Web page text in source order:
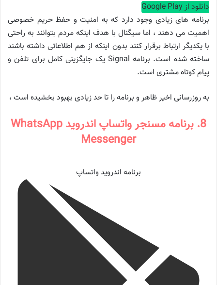
دانلود از Google Play
برنامه های زیادی وجود دارد که به امنیت و حفظ حریم خصوصی
اهمیت می دهند ، اما سیگنال با هدف اینکه مردم بتوانند به راحتی
با یکدیگر ارتباط برقرار کنند بدون اینکه از هم اطلاعاتی داشته باشند
ساخته شده است. برنامه Signal یک جایگزینی کامل برای تلفن و
پیام کوتاه مشتری است.
به روزرسانی اخیر ظاهر و برنامه را تا حد زیادی بهبود بخشیده است ،
8. برنامه مسنجر واتساپ اندروید WhatsApp
Messenger
برنامه اندروید واتساپ